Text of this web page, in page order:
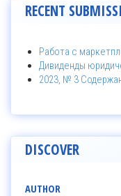
RECENT
Работа с
Дивиденды
2023, № 3
DISCOVER
AUTHOR